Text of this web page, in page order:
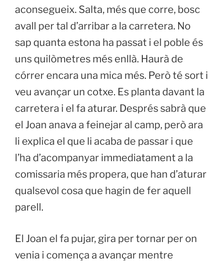
aconsegueix. Salta, més que corre, bosc
avall per tal d’arribar a la carretera. No
sap quanta estona ha passat i el poble és
uns quilòmetres més enllà. Haurà de
córrer encara una mica més. Però té sort i
veu avançar un cotxe. Es planta davant la
carretera i el fa aturar. Després sabrà que
el Joan anava a feinejar al camp, però ara
li explica el que li acaba de passar i que
l’ha d’acompanyar immediatament a la
comissaria més propera, que han d’aturar
qualsevol cosa que hagin de fer aquell
parell.
El Joan el fa pujar, gira per tornar per on
venia i comença a avançar mentre